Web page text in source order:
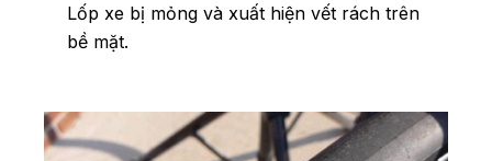
Lốp xe bị mỏng và xuất hiện vết rách trên
bề mặt.